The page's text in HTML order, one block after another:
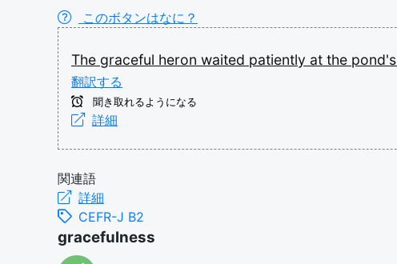
このボタンはなに？
The graceful heron waited patiently at the pond's
翻訳する
聞き取れるようになる
詳細
関連語
詳細
CEFR-J B2
gracefulness